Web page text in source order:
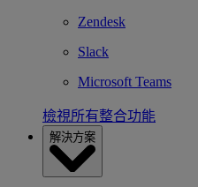
Zendesk
Slack
Microsoft Teams
檢視所有整合功能
解決方案